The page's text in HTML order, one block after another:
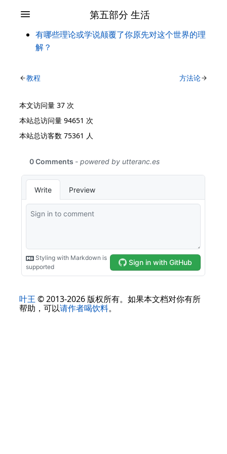
第五部分 生活
有哪些理论或学说颠覆了你原先对这个世界的理
解？
教程 方法论
本文访问量37 次
本站总访问量94651 次
本站总访客数75361 人
叶王 © 2013-2026 版权所有。如果本文档对你有所
帮助，可以请作者喝饮料。